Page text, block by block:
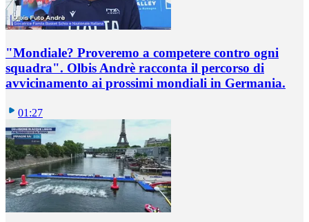
"Mondiale? Proveremo a competere contro ogni
squadra". Olbis Andrè racconta il percorso di
avvicinamento ai prossimi mondiali in Germania.
01:27